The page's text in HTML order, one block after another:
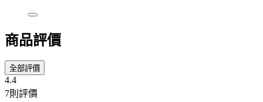
商品評價
全部評價
4.4
7則評價